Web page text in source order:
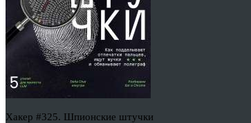
Хакер #325. Шпионские штучки